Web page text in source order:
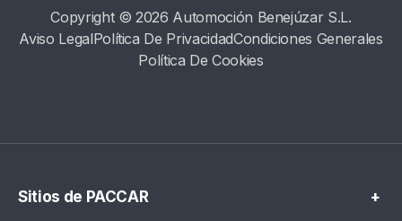
Copyright © 2026 Automoción Benejúzar S.L.
Aviso LegalPolítica De PrivacidadCondiciones Generales
Política De Cookies
Sitios de PACCAR +